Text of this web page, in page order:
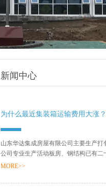
新闻中心
为什么最近集装箱运输费用大涨？
山东华达集成房屋有限公司主要生产
公司专业生产活动板房、钢结构已有
销售网络、售后服务等方面打下了坚实
MORE>>